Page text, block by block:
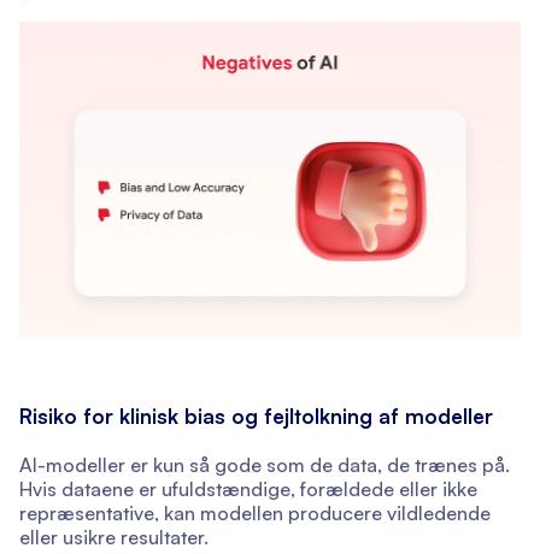
Risiko for klinisk bias og fejltolkning af modeller
AI-modeller er kun så gode som de data, de trænes på.
Hvis dataene er ufuldstændige, forældede eller ikke
repræsentative, kan modellen producere vildledende
eller usikre resultater.